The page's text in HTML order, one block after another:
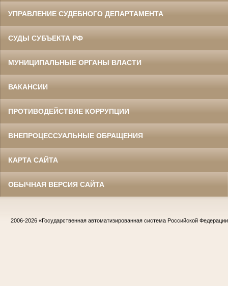
УПРАВЛЕНИЕ СУДЕБНОГО ДЕПАРТАМЕНТА
СУДЫ СУБЪЕКТА РФ
МУНИЦИПАЛЬНЫЕ ОРГАНЫ ВЛАСТИ
ВАКАНСИИ
ПРОТИВОДЕЙСТВИЕ КОРРУПЦИИ
ВНЕПРОЦЕССУАЛЬНЫЕ ОБРАЩЕНИЯ
КАРТА САЙТА
ОБЫЧНАЯ ВЕРСИЯ САЙТА
2006-2026 «Государственная автоматизированная система Российской